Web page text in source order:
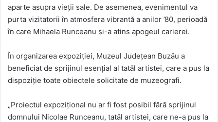
aparte asupra vieții sale. De asemenea, evenimentul va
purta vizitatorii în atmosfera vibrantă a anilor ’80, perioadă
în care Mihaela Runceanu și-a atins apogeul carierei.
În organizarea expoziției, Muzeul Județean Buzău a
beneficiat de sprijinul esențial al tatăl artistei, care a pus la
dispoziție toate obiectele solicitate de muzeografi.
„Proiectul expozițional nu ar fi fost posibil fără sprijinul
domnului Nicolae Runceanu, tatăl artistei, care ne-a pus la